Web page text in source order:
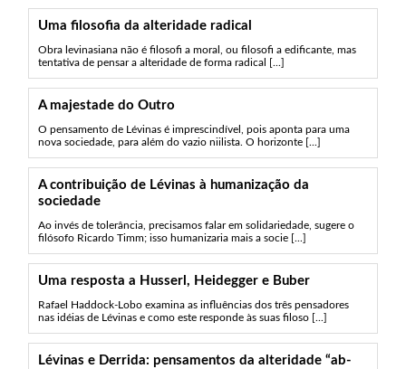
Uma filosofia da alteridade radical
Obra levinasiana não é filosofi a moral, ou filosofi a edificante, mas
tentativa de pensar a alteridade de forma radical [...]
A majestade do Outro
O pensamento de Lévinas é imprescindível, pois aponta para uma
nova sociedade, para além do vazio niilista. O horizonte [...]
A contribuição de Lévinas à humanização da
sociedade
Ao invés de tolerância, precisamos falar em solidariedade, sugere o
filósofo Ricardo Timm; isso humanizaria mais a socie [...]
Uma resposta a Husserl, Heidegger e Buber
Rafael Haddock-Lobo examina as influências dos três pensadores
nas idéias de Lévinas e como este responde às suas filoso [...]
Lévinas e Derrida: pensamentos da alteridade “ab-